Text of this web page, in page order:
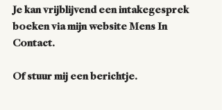
Je kan vrijblijvend een intakegesprek
boeken via mijn website Mens In
Contact.
Of stuur mij een berichtje.